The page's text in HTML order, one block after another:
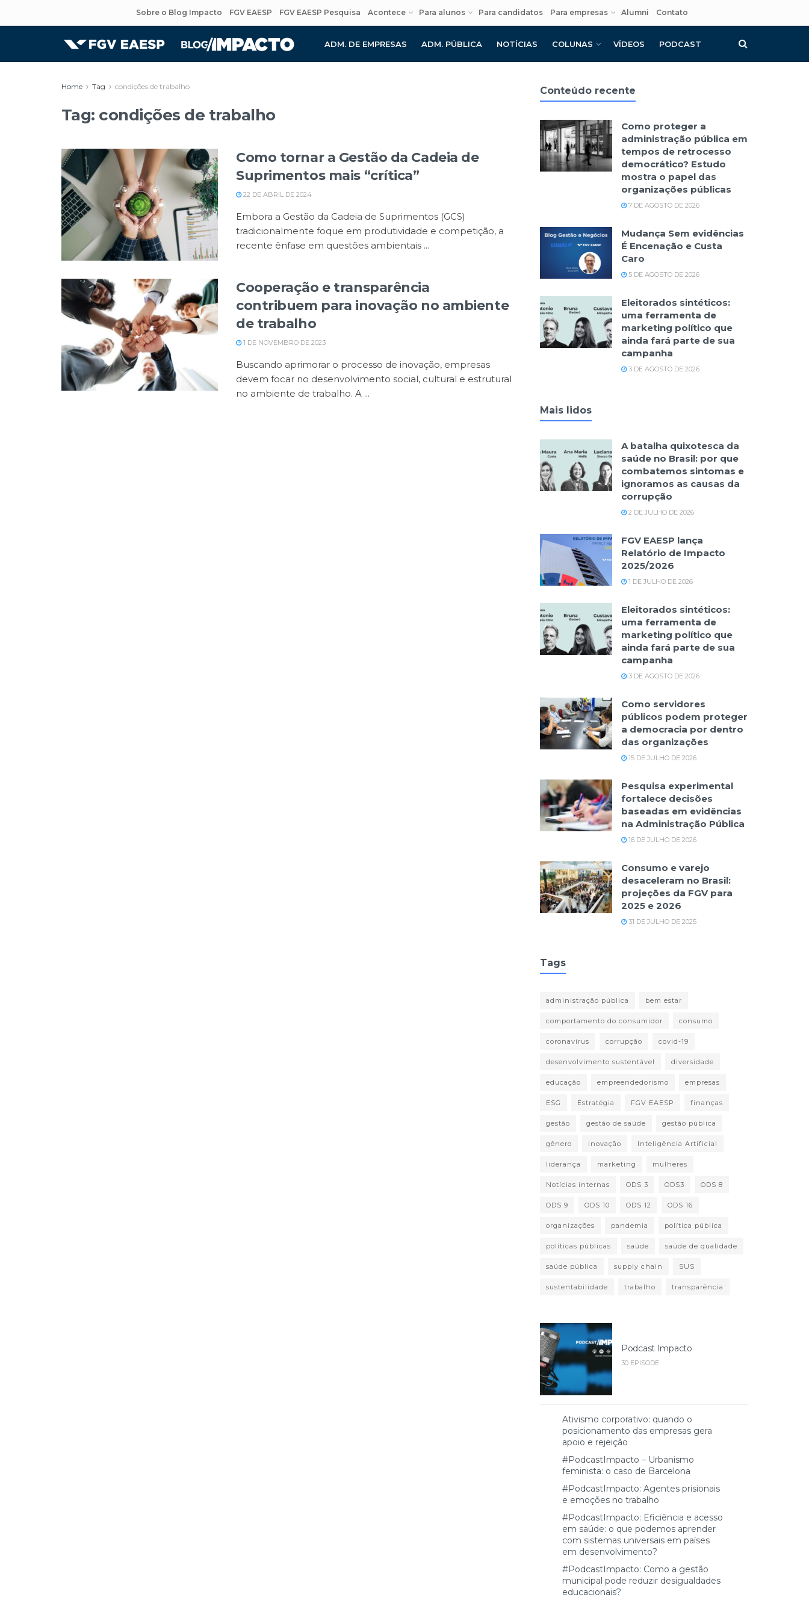
Sobre o Blog Impacto FGV EAESP FGV EAESP Pesquisa Acontece Para alunos Para candidatos Para empresas Alumni Contato
ADM. DE EMPRESAS ADM. PÚBLICA NOTÍCIAS COLUNAS VÍDEOS PODCAST
Home Tag condições de trabalho
Tag: condições de trabalho
Como tornar a Gestão da Cadeia de
Suprimentos mais “crítica”
22 DE ABRIL DE 2024
Embora a Gestão da Cadeia de Suprimentos (GCS)
tradicionalmente foque em produtividade e competição, a
recente ênfase em questões ambientais ...
Cooperação e transparência
contribuem para inovação no ambiente
de trabalho
1 DE NOVEMBRO DE 2023
Buscando aprimorar o processo de inovação, empresas
devem focar no desenvolvimento social, cultural e estrutural
no ambiente de trabalho. A ...
Conteúdo recente
Como proteger a
administração pública em
tempos de retrocesso
democrático? Estudo
mostra o papel das
organizações públicas
7 DE AGOSTO DE 2026
Mudança Sem evidências
É Encenação e Custa
Caro
5 DE AGOSTO DE 2026
Eleitorados sintéticos:
uma ferramenta de
marketing político que
ainda fará parte de sua
campanha
3 DE AGOSTO DE 2026
Mais lidos
A batalha quixotesca da
saúde no Brasil: por que
combatemos sintomas e
ignoramos as causas da
corrupção
2 DE JULHO DE 2026
FGV EAESP lança
Relatório de Impacto
2025/2026
1 DE JULHO DE 2026
Eleitorados sintéticos:
uma ferramenta de
marketing político que
ainda fará parte de sua
campanha
3 DE AGOSTO DE 2026
Como servidores
públicos podem proteger
a democracia por dentro
das organizações
15 DE JULHO DE 2026
Pesquisa experimental
fortalece decisões
baseadas em evidências
na Administração Pública
16 DE JULHO DE 2026
Consumo e varejo
desaceleram no Brasil:
projeções da FGV para
2025 e 2026
31 DE JULHO DE 2025
Tags
administração pública bem estar
comportamento do consumidor consumo
coronavírus corrupção covid-19
desenvolvimento sustentável diversidade
educação empreendedorismo empresas
ESG Estratégia FGV EAESP finanças
gestão gestão de saúde gestão pública
gênero inovação Inteligência Artificial
liderança marketing mulheres
Notícias internas ODS 3 ODS3 ODS 8
ODS 9 ODS 10 ODS 12 ODS 16
organizações pandemia política pública
políticas públicas saúde saúde de qualidade
saúde pública supply chain SUS
sustentabilidade trabalho transparência
Podcast Impacto
30 EPISODE
Ativismo corporativo: quando o
posicionamento das empresas gera
apoio e rejeição
#PodcastImpacto – Urbanismo
feminista: o caso de Barcelona
#PodcastImpacto: Agentes prisionais
e emoções no trabalho
#PodcastImpacto: Eficiência e acesso
em saúde: o que podemos aprender
com sistemas universais em países
em desenvolvimento?
#PodcastImpacto: Como a gestão
municipal pode reduzir desigualdades
educacionais?